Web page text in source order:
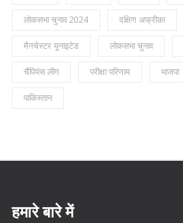
लोकसभा चुनाव 2024 दक्षिण अफ्रीका
मैनचेस्टर यूनाइटेड लोकसभा चुनाव
चैंपियंस लीग परीक्षा परिणाम भाजपा
पाकिस्तान
हमारे बारे में